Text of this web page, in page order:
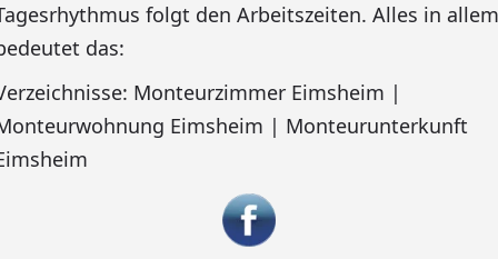
folgt den Arbeitszeiten. Alles in allem
das:
Monteurzimmer Eimsheim |
Eimsheim | Monteurunterkunft